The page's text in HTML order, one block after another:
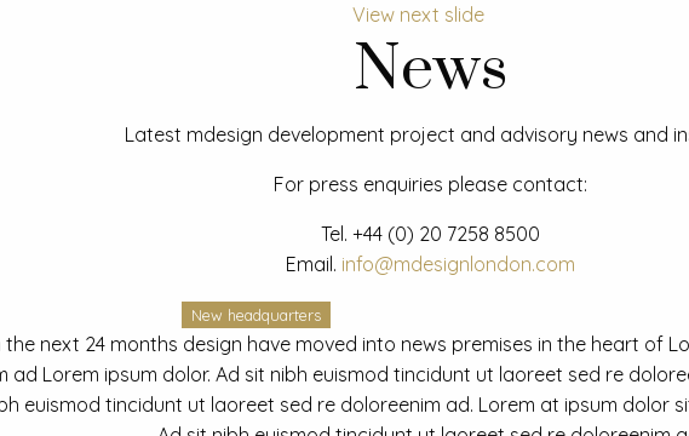
View next slide
News
Latest mdesign development project and advisory news and
For press enquiries please contact:
Tel. +44 (0) 20 7258 8500
Email. info@mdesignlondon.com
New headquarters
next 24 months design have moved into news premises in the heart of
ad Lorem ipsum dolor. Ad sit nibh euismod tincidunt ut laoreet sed re
euismod tincidunt ut laoreet sed re doloreenim ad. Lorem at ipsum dolor